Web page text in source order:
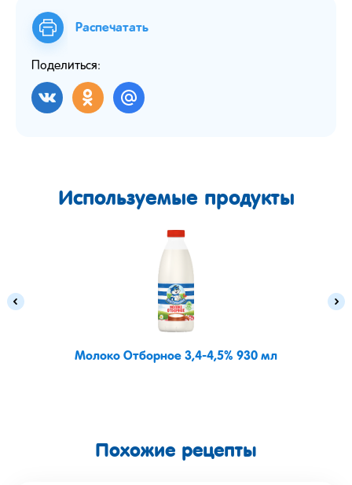
Распечатать
Поделиться:
Используемые продукты
Молоко Отборное 3,4-4,5% 930 мл
Похожие рецепты